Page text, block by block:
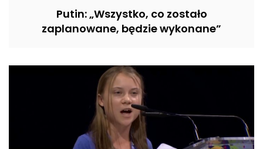
Putin: „Wszystko, co zostało
zaplanowane, będzie wykonane”